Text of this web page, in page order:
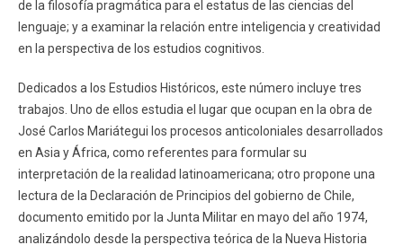
de la filosofía pragmática para el estatus de las ciencias del
lenguaje; y a examinar la relación entre inteligencia y creatividad
en la perspectiva de los estudios cognitivos.
Dedicados a los Estudios Históricos, este número incluye tres
trabajos. Uno de ellos estudia el lugar que ocupan en la obra de
José Carlos Mariátegui los procesos anticoloniales desarrollados
en Asia y África, como referentes para formular su
interpretación de la realidad latinoamericana; otro propone una
lectura de la Declaración de Principios del gobierno de Chile,
documento emitido por la Junta Militar en mayo del año 1974,
analizándolo desde la perspectiva teórica de la Nueva Historia